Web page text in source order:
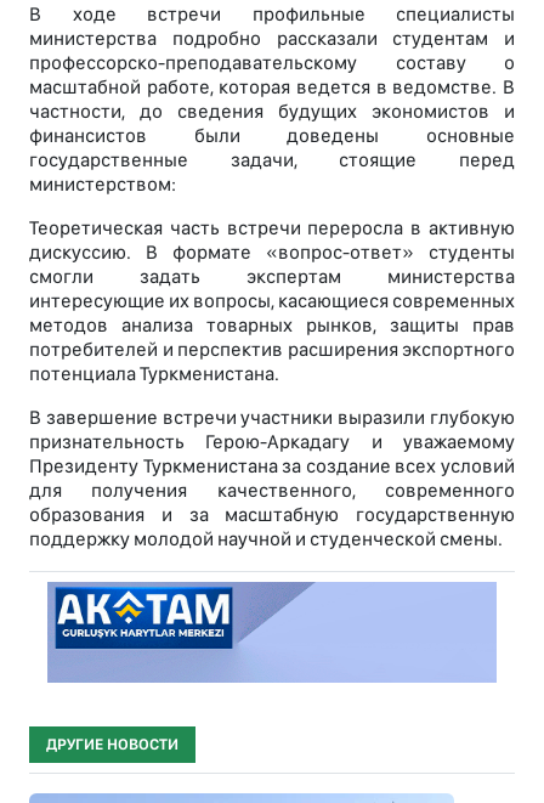
В ходе встречи профильные специалисты
министерства подробно рассказали студентам и
профессорско-преподавательскому составу о
масштабной работе, которая ведется в ведомстве. В
частности, до сведения будущих экономистов и
финансистов были доведены основные
государственные задачи, стоящие перед
министерством:
Теоретическая часть встречи переросла в активную
дискуссию. В формате «вопрос-ответ» студенты
смогли задать экспертам министерства
интересующие их вопросы, касающиеся современных
методов анализа товарных рынков, защиты прав
потребителей и перспектив расширения экспортного
потенциала Туркменистана.
В завершение встречи участники выразили глубокую
признательность Герою-Аркадагу и уважаемому
Президенту Туркменистана за создание всех условий
для получения качественного, современного
образования и за масштабную государственную
поддержку молодой научной и студенческой смены.
ДРУГИЕ НОВОСТИ